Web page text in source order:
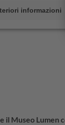
informazioni
il Museo Lumen